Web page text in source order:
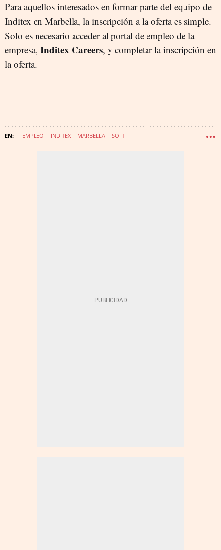
Para aquellos interesados en formar parte del equipo de
Inditex en Marbella, la inscripción a la oferta es simple.
Solo es necesario acceder al portal de empleo de la
empresa, Inditex Careers, y completar la inscripción en
la oferta.
EMPLEO INDITEX MARBELLA SOFT